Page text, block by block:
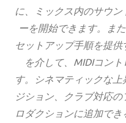
に、ミックス内のサウ
ーを開始できます。ま
セットアップ手順を提
を介して、MIDIコン
す。シネマティックな
ジション、クラブ対応
ロダクションに追加で